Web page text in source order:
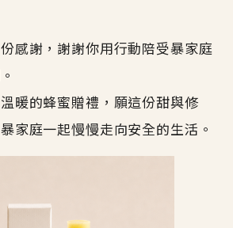
感謝，謝謝你用行動陪受暴家庭
暖的蜂蜜贈禮，願這份甜與修
家庭一起慢慢走向安全的生活。